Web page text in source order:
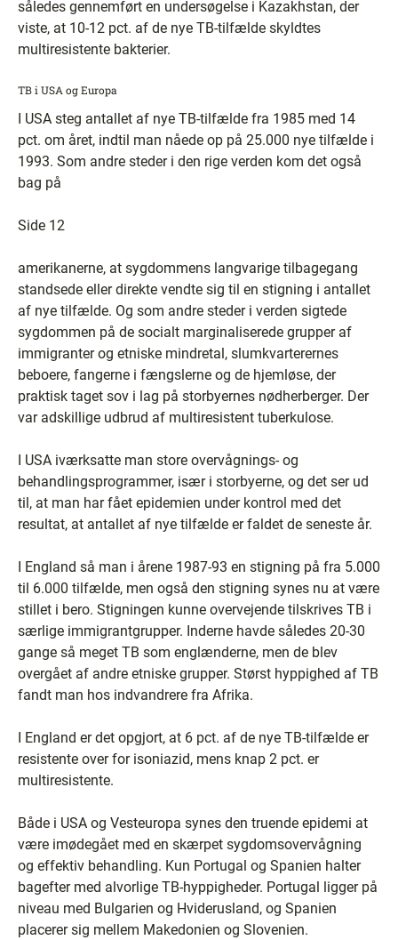
således gennemført en undersøgelse i Kazakhstan, der
viste, at 10-12 pct. af de nye TB-tilfælde skyldtes
multiresistente bakterier.
TB i USA og Europa
I USA steg antallet af nye TB-tilfælde fra 1985 med 14
pct. om året, indtil man nåede op på 25.000 nye tilfælde i
1993. Som andre steder i den rige verden kom det også
bag på
Side 12
amerikanerne, at sygdommens langvarige tilbagegang
standsede eller direkte vendte sig til en stigning i antallet
af nye tilfælde. Og som andre steder i verden sigtede
sygdommen på de socialt marginaliserede grupper af
immigranter og etniske mindretal, slumkvarterernes
beboere, fangerne i fængslerne og de hjemløse, der
praktisk taget sov i lag på storbyernes nødherberger. Der
var adskillige udbrud af multiresistent tuberkulose.
I USA iværksatte man store overvågnings- og
behandlingsprogrammer, især i storbyerne, og det ser ud
til, at man har fået epidemien under kontrol med det
resultat, at antallet af nye tilfælde er faldet de seneste år.
I England så man i årene 1987-93 en stigning på fra 5.000
til 6.000 tilfælde, men også den stigning synes nu at være
stillet i bero. Stigningen kunne overvejende tilskrives TB i
særlige immigrantgrupper. Inderne havde således 20-30
gange så meget TB som englænderne, men de blev
overgået af andre etniske grupper. Størst hyppighed af TB
fandt man hos indvandrere fra Afrika.
I England er det opgjort, at 6 pct. af de nye TB-tilfælde er
resistente over for isoniazid, mens knap 2 pct. er
multiresistente.
Både i USA og Vesteuropa synes den truende epidemi at
være imødegået med en skærpet sygdomsovervågning
og effektiv behandling. Kun Portugal og Spanien halter
bagefter med alvorlige TB-hyppigheder. Portugal ligger på
niveau med Bulgarien og Hviderusland, og Spanien
placerer sig mellem Makedonien og Slovenien.